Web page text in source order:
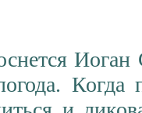
Иоган
Когда